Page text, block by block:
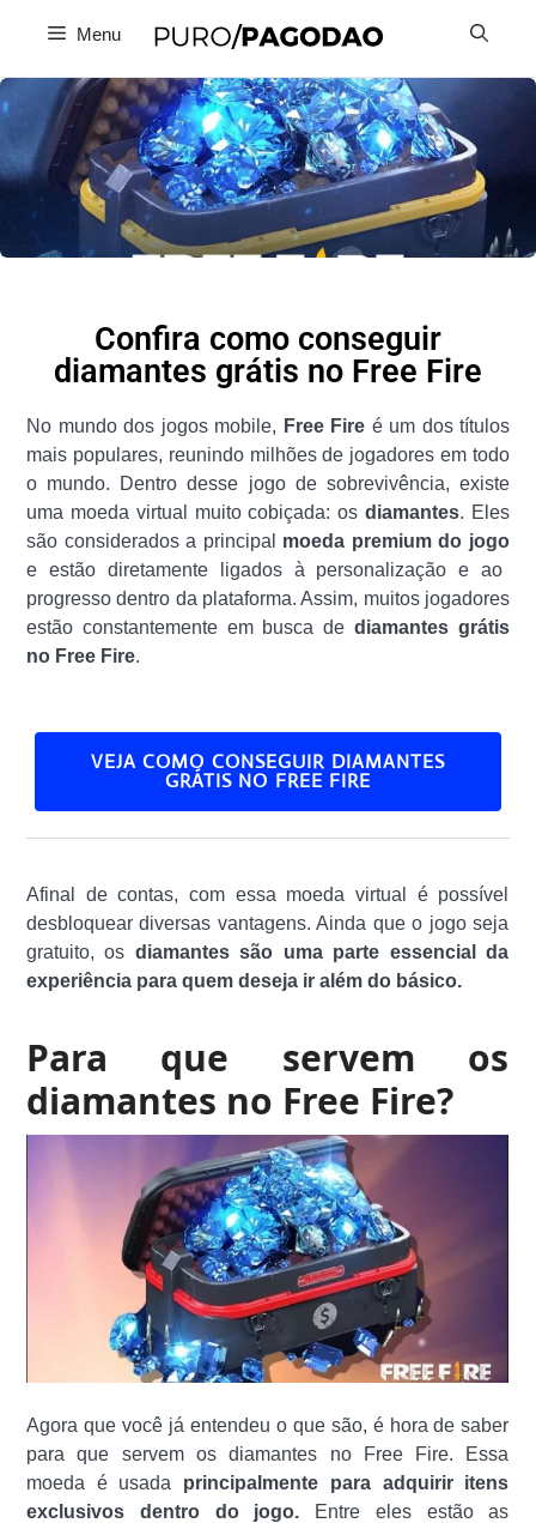
Menu
Confira como conseguir
diamantes grátis no Free Fire
No mundo dos jogos mobile, Free Fire é um dos títulos
mais populares, reunindo milhões de jogadores em todo
o mundo. Dentro desse jogo de sobrevivência, existe
uma moeda virtual muito cobiçada: osdiamantes. Eles
são considerados a principal moeda premium do jogo
e estão diretamente ligados à personalização e ao
progresso dentro da plataforma. Assim, muitos jogadores
estão constantemente em busca dediamantes grátis
no Free Fire.
VEJA COMO CONSEGUIR DIAMANTES
GRÁTIS NO FREE FIRE
Afinal de contas, com essa moeda virtual é possível
desbloquear diversas vantagens. Ainda que o jogo seja
gratuito, os diamantes são uma parte essencial da
experiência para quem deseja ir além do básico.
Para que servem os
diamantes no Free Fire?
Agora que você já entendeu o que são, é hora de saber
para que servem os diamantes no Free Fire. Essa
moeda é usada principalmente para adquirir itens
exclusivos dentro do jogo.
Entre eles estão as